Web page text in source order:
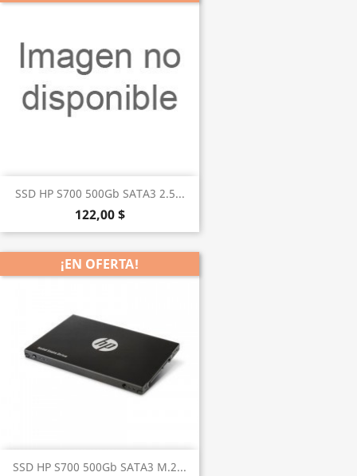
SSD HP S700 500Gb SATA3 2.5...
122,00 $
SSD HP S700 500Gb SATA3 M.2...
¡EN OFERTA!